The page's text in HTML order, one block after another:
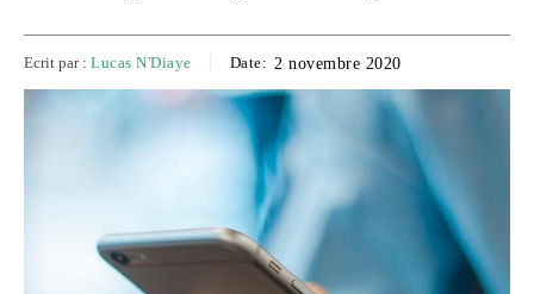
Ecrit par : Lucas N'Diaye Date: 2 novembre 2020